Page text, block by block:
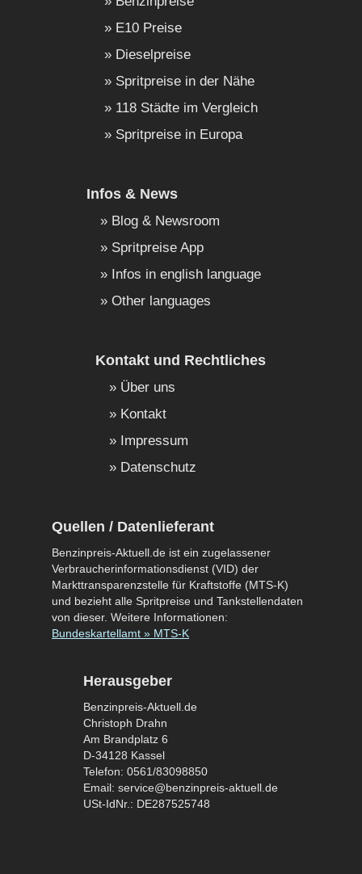
E10 Preise
Dieselpreise
Spritpreise in der Nähe
118 Städte im Vergleich
Spritpreise in Europa
Infos & News
Blog & Newsroom
Spritpreise App
Infos in english language
Other languages
Kontakt und Rechtliches
Über uns
Kontakt
Impressum
Datenschutz
Quellen / Datenlieferant
Benzinpreis-Aktuell.de ist ein zugelassener
Verbraucherinformationsdienst (VID) der
Markttransparenzstelle für Kraftstoffe (MTS-K)
und bezieht alle Spritpreise und Tankstellendaten
von dieser. Weitere Informationen:
Bundeskartellamt » MTS-K
Herausgeber
Benzinpreis-Aktuell.de
Christoph Drahn
Am Brandplatz 6
D-34128 Kassel
Telefon: 0561/83098850
Email: service@benzinpreis-aktuell.de
USt-IdNr.: DE287525748